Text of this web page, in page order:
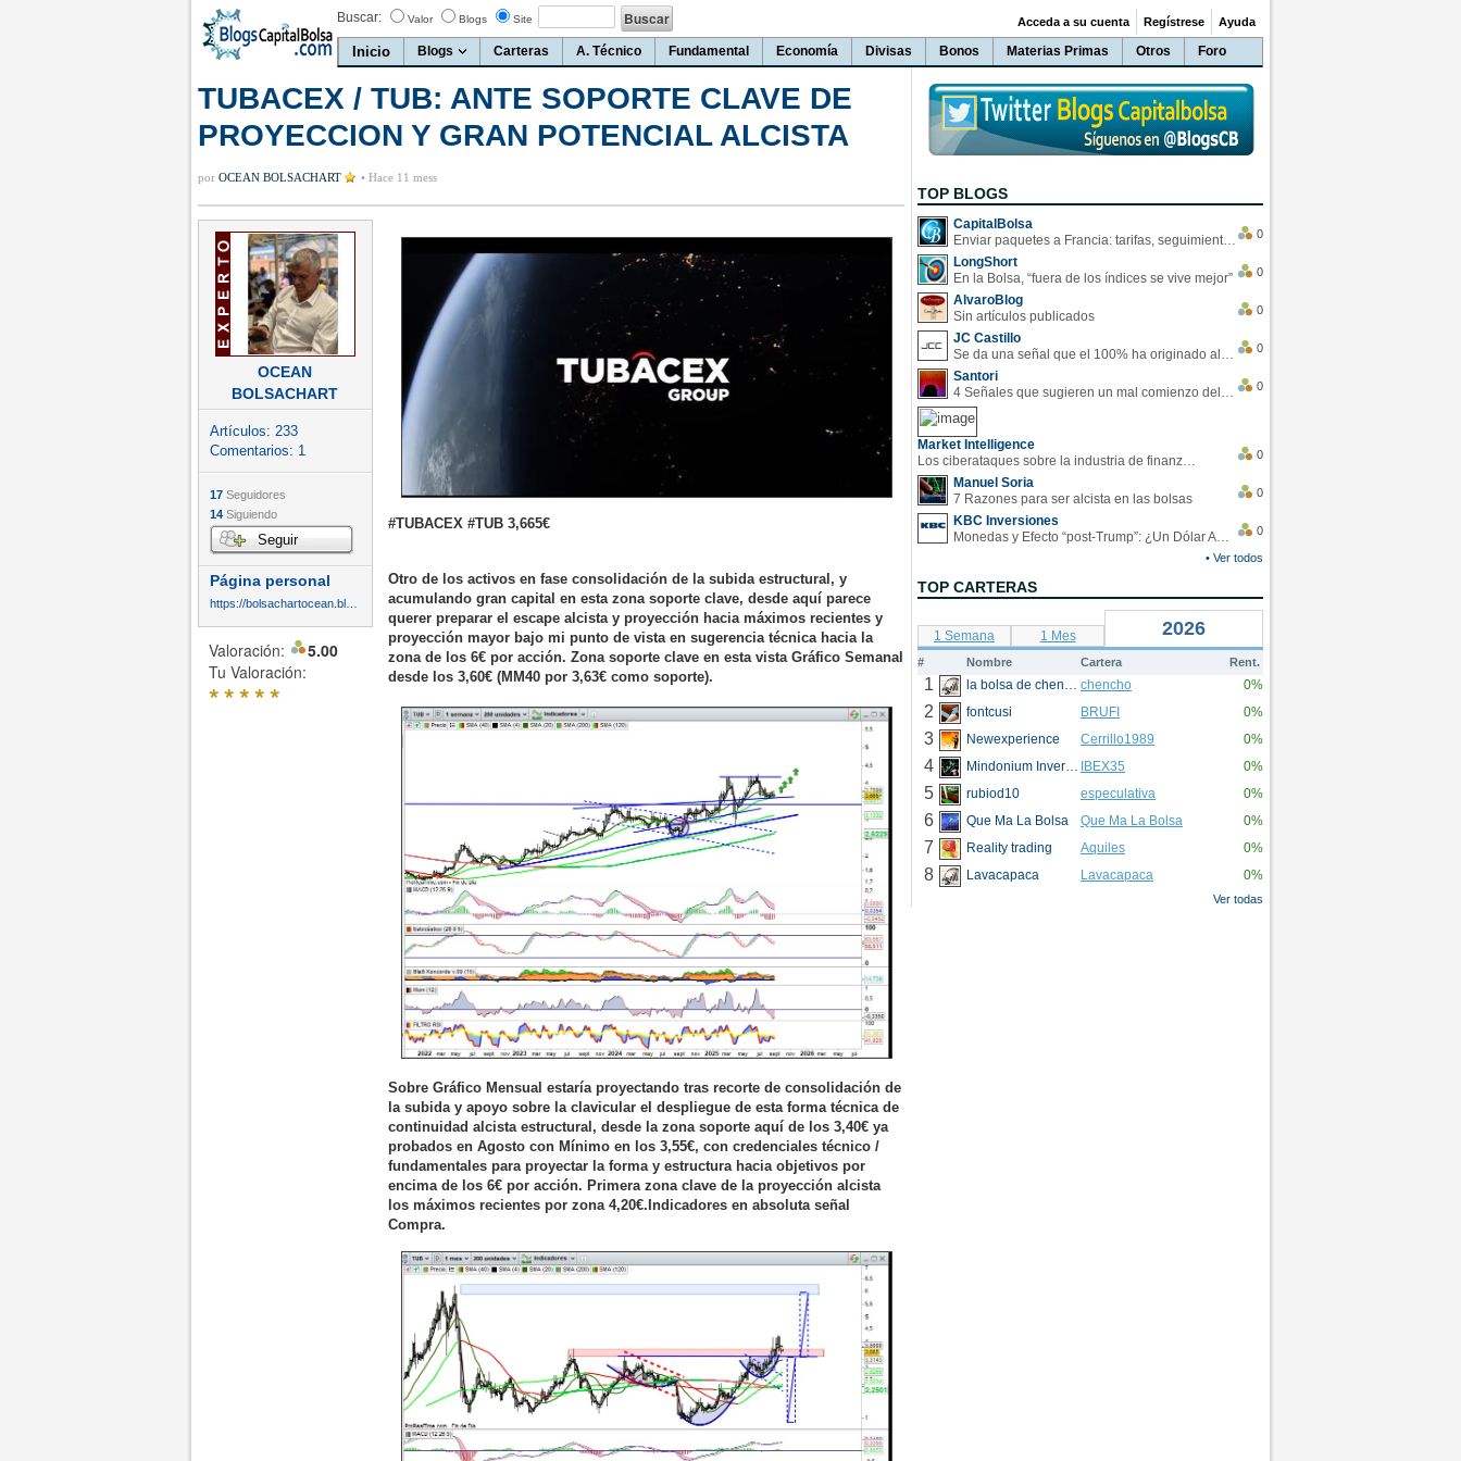
Buscar: Valor Blogs Site
Inicio Blogs Carteras A. Técnico Fundamental Economía Divisas Bonos Materias Primas Otros Foro
Acceda a su cuenta Regístrese Ayuda
TUBACEX / TUB: ANTE SOPORTE CLAVE DE
PROYECCION Y GRAN POTENCIAL ALCISTA
por OCEAN BOLSACHART • Hace 11 mess
OCEAN
BOLSACHART
Artículos: 233
Comentarios: 1
17 Seguidores
14 Siguiendo
Seguir
Página personal
Valoración:
5.00
Tu Valoración:
*****
#TUBACEX #TUB 3,665€
Otro de los activos en fase consolidación de la subida estructural, y
acumulando gran capital en esta zona soporte clave, desde aquí parece
querer preparar el escape alcista y proyección hacia máximos recientes y
proyección mayor bajo mi punto de vista en sugerencia técnica hacia la
zona de los 6€ por acción. Zona soporte clave en esta vista Gráfico Semanal
desde los 3,60€ (MM40 por 3,63€ como soporte).
Sobre Gráfico Mensual estaría proyectando tras recorte de consolidación de
la subida y apoyo sobre la clavicular el despliegue de esta forma técnica de
continuidad alcista estructural, desde la zona soporte aquí de los 3,40€ ya
probados en Agosto con Mínimo en los 3,55€, con credenciales técnico /
fundamentales para proyectar la forma y estructura hacia objetivos por
encima de los 6€ por acción. Primera zona clave de la proyección alcista
los máximos recientes por zona 4,20€.Indicadores en absoluta señal
Compra.
TOP BLOGS
CapitalBolsa
Enviar paquetes a Francia: tarifas, seguimiento y ventajas destacadas
0
LongShort
En la Bolsa, “fuera de los índices se vive mejor”
0
AlvaroBlog
Sin artículos publicados
0
JC Castillo
Se da una señal que el 100% ha originado alzas en las bolsas
0
Santori
4 Señales que sugieren un mal comienzo del 3T de la economía EEUU
0
Market Intelligence
Los ciberataques sobre la industria de finanzas se han duplicado este año
0
Manuel Soria
7 Razones para ser alcista en las bolsas
0
KBC Inversiones
Monedas y Efecto “post-Trump”: ¿Un Dólar Americano operando en rangos?
0
• Ver todos
TOP CARTERAS
1 Semana 1 Mes 2026
# Nombre Cartera Rent.
1 la bolsa de chencho chencho 0%
2 fontcusi BRUFI 0%
3 Newexperience Cerrillo1989 0%
4 Mindonium Inversions IBEX35 0%
5 rubiod10 especulativa 0%
6 Que Ma La Bolsa Que Ma La Bolsa 0%
7 Reality trading Aquiles 0%
8 Lavacapaca Lavacapaca 0%
Ver todas